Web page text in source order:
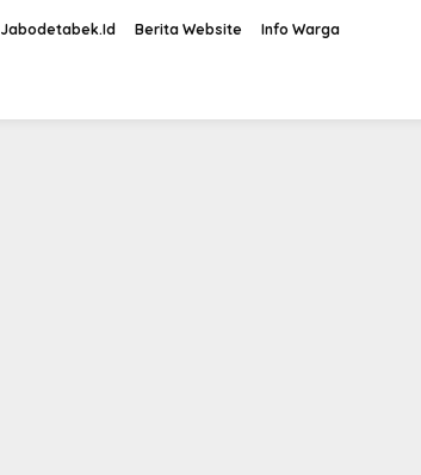
Jabodetabek.Id Berita Website Info Warga